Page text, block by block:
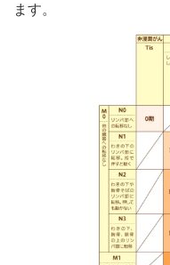
ます。